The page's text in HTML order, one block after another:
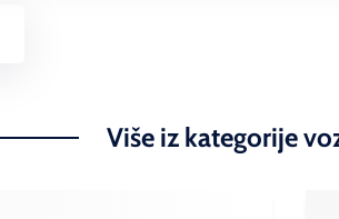
Više iz kategorije